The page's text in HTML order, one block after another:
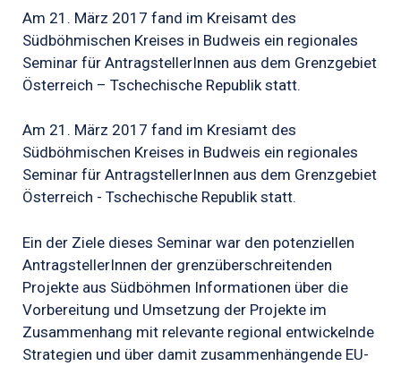
Am 21. März 2017 fand im Kreisamt des
Südböhmischen Kreises in Budweis ein regionales
Seminar für AntragstellerInnen aus dem Grenzgebiet
Österreich – Tschechische Republik statt.
Am 21. März 2017 fand im Kresiamt des
Südböhmischen Kreises in Budweis ein regionales
Seminar für AntragstellerInnen aus dem Grenzgebiet
Österreich - Tschechische Republik statt.
Ein der Ziele dieses Seminar war den potenziellen
AntragstellerInnen der grenzüberschreitenden
Projekte aus Südböhmen Informationen über die
Vorbereitung und Umsetzung der Projekte im
Zusammenhang mit relevante regional entwickelnde
Strategien und über damit zusammenhängende EU-